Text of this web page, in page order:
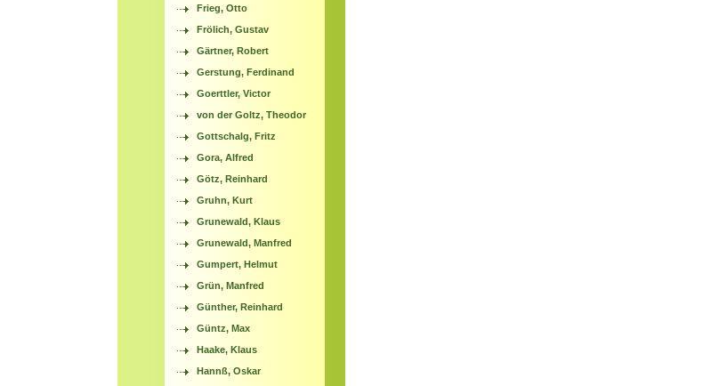
Frieg, Otto
Frölich, Gustav
Gärtner, Robert
Gerstung, Ferdinand
Goerttler, Victor
von der Goltz, Theodor
Gottschalg, Fritz
Gora, Alfred
Götz, Reinhard
Gruhn, Kurt
Grunewald, Klaus
Grunewald, Manfred
Gumpert, Helmut
Grün, Manfred
Günther, Reinhard
Güntz, Max
Haake, Klaus
Hannß, Oskar